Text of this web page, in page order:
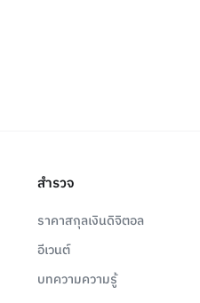
สำรวจ
ราคาสกุลเงินดิจิตอล
อีเวนต์
บทความความรู้